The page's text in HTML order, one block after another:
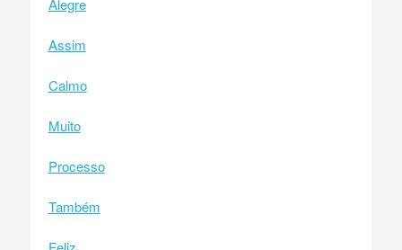
Assim
Calmo
Muito
Processo
Também